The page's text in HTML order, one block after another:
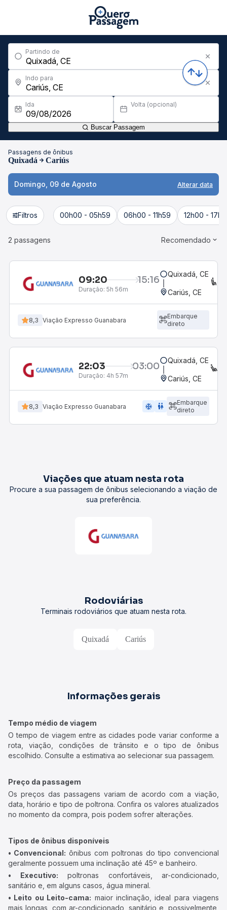
Partindo de
Indo para
Ida Volta (opcional)
Buscar Passagem
Passagens de ônibus
Quixadá Cariús
Domingo, 09 de Agosto Alterar data
Filtros 00h00 - 05h59 06h00 - 11h59 12h00 -
2 passagens Recomendado
09:20 15:16
Duração: 5h 56m
Quixadá, CE
Cariús, CE
8,3 Viação Expresso Guanabara
Embarque
direto
22:03 03:00
Duração: 4h 57m
Quixadá, CE
Cariús, CE
8,3 Viação Expresso Guanabara ac_unit wc
Embarque
direto
Viações que atuam nesta rota
Procure a sua passagem de ônibus selecionando a viação de
sua preferência.
Rodoviárias
Terminais rodoviários que atuam nesta rota.
Quixadá Cariús
Informações gerais
Tempo médio de viagem
O tempo de viagem entre as cidades pode variar conforme a
rota, viação, condições de trânsito e o tipo de ônibus
escolhido. Consulte a estimativa ao selecionar sua passagem.
Preço da passagem
Os preços das passagens variam de acordo com a viação,
data, horário e tipo de poltrona. Confira os valores atualizados
no momento da compra, pois podem sofrer alterações.
Tipos de ônibus disponíveis
• Convencional: ônibus com poltronas do tipo convencional
geralmente possuem uma inclinação até 45º e banheiro.
• Executivo: poltronas confortáveis, ar-condicionado,
sanitário e, em alguns casos, água mineral.
• Leito ou Leito-cama: maior inclinação, ideal para viagens
mais longas, com ar-condicionado, sanitário e, possivelmente,